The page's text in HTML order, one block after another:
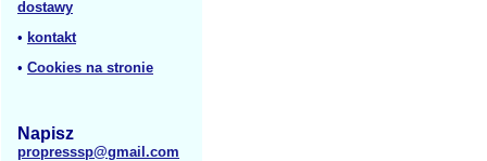
dostawy
• kontakt
• Cookies na stronie
Napisz
propresssp@gmail.com